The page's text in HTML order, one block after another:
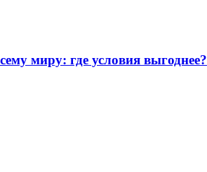
миру: где условия выгоднее?